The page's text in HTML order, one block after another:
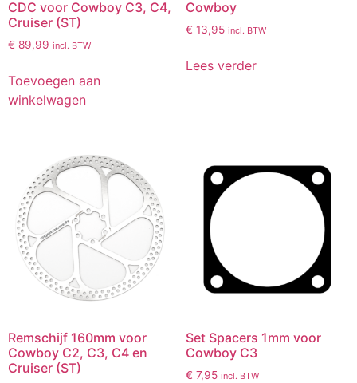
CDC voor Cowboy C3, C4,
Cruiser (ST)
€ 89,99 incl. BTW
Toevoegen aan
winkelwagen
Cowboy
€ 13,95 incl. BTW
Lees verder
Remschijf 160mm voor
Cowboy C2, C3, C4 en
Cruiser (ST)
Set Spacers 1mm voor
Cowboy C3
€ 7,95 incl. BTW